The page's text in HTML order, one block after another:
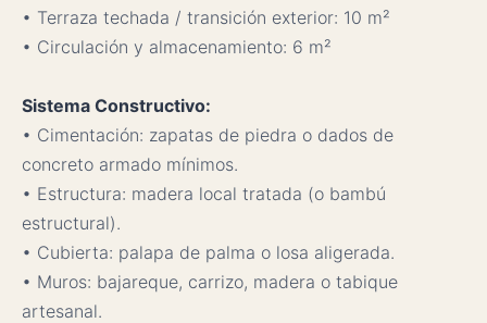
• Terraza techada / transición exterior: 10 m²
• Circulación y almacenamiento: 6 m²
Sistema Constructivo:
• Cimentación: zapatas de piedra o dados de
concreto armado mínimos.
• Estructura: madera local tratada (o bambú
estructural).
• Cubierta: palapa de palma o losa aligerada.
• Muros: bajareque, carrizo, madera o tabique
artesanal.